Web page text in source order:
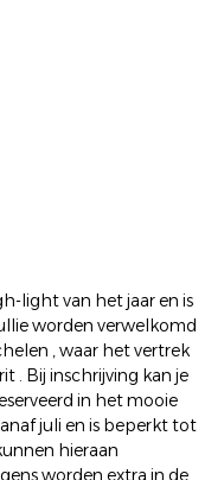
light van het jaar en is
worden verwelkomd
, waar het vertrek
. Bij inschrijving kan je
in het mooie
juli en is beperkt tot
hieraan
worden extra in de